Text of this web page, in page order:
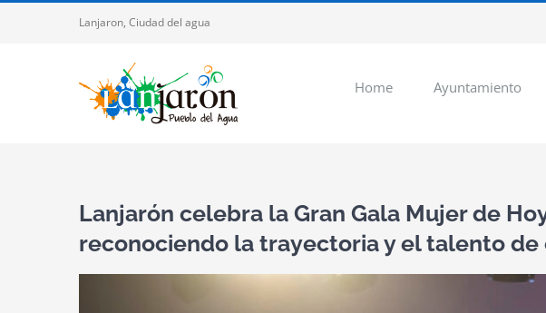
Lanjaron, Ciudad del agua
Home Ayuntamiento
Lanjarón celebra la Gran Gala Mujer de
reconociendo la trayectoria y el talento de